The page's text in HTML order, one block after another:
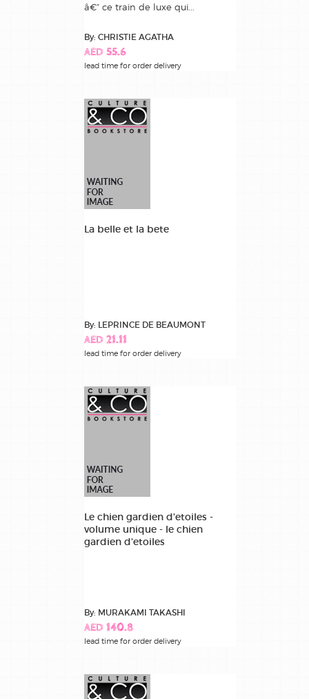
â€“ ce train de luxe qui...
By: CHRISTIE AGATHA
AED 55.6
lead time for order delivery
La belle et la bete
By: LEPRINCE DE BEAUMONT
AED 21.11
lead time for order delivery
Le chien gardien d'etoiles -
volume unique - le chien
gardien d'etoiles
By: MURAKAMI TAKASHI
AED 140.8
lead time for order delivery